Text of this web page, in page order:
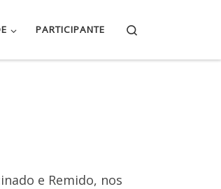
PARTICIPANTE
e Remido, nos